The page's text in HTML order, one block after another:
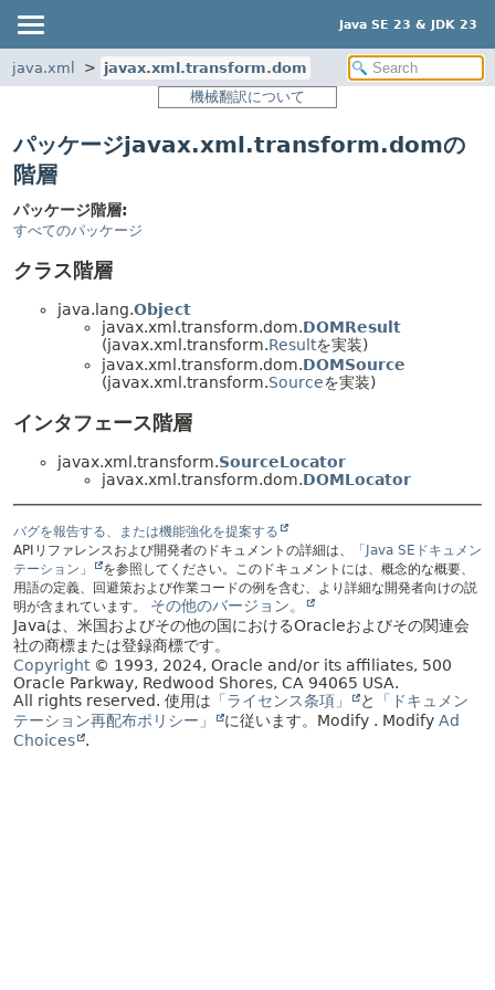
Java SE 23 & JDK 23
java.xml
javax.xml.transform.dom
機械翻訳について
パッケージjavax.xml.transform.domの
階層
パッケージ階層:
すべてのパッケージ
クラス階層
java.lang.Object
javax.xml.transform.dom.DOMResult
(javax.xml.transform.Resultを実装)
javax.xml.transform.dom.DOMSource
(javax.xml.transform.Sourceを実装)
インタフェース階層
javax.xml.transform.SourceLocator
javax.xml.transform.dom.DOMLocator
バグを報告する、または機能強化を提案する
APIリファレンスおよび開発者のドキュメントの詳細は、
「Java SEドキュメン
テーション」
を参照してください。このドキュメントには、概念的な概要、
用語の定義、回避策および作業コードの例を含む、より詳細な開発者向けの説
明が含まれています。
その他のバージョン。
Javaは、米国およびその他の国におけるOracleおよびその関連会
社の商標または登録商標です。
Copyright© 1993, 2024, Oracle and/or its affiliates, 500
Oracle Parkway, Redwood Shores, CA 94065 USA.
All rights reserved. 使用は 「ライセンス条項」 と
「ドキュメン
テーション再配布ポリシー」
に従います。 Modify . Modify Ad
Choices
.